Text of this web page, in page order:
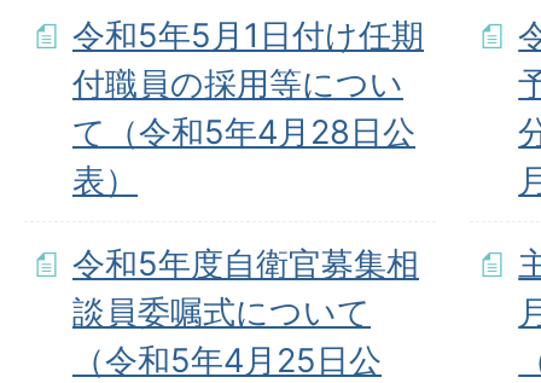
令和5年5月1日付け任期
付職員の採用等につい
て（令和5年4月28日公
表）
令和5年度自衛官募集相
談員委嘱式について
（令和5年4月25日公